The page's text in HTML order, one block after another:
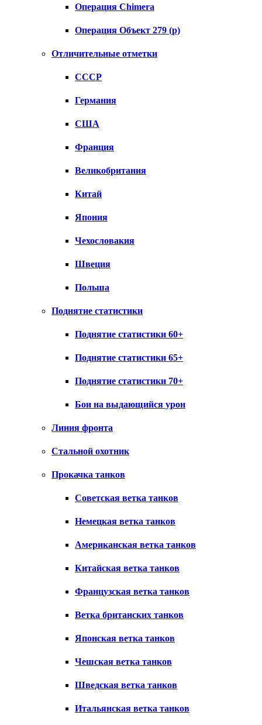
Операция Chimera
Операция Объект 279 (р)
Отличительные отметки
СССР
Германия
США
Франция
Великобритания
Китай
Япония
Чехословакия
Швеция
Польша
Поднятие статистики
Поднятие статистики 60+
Поднятие статистики 65+
Поднятие статистики 70+
Бои на выдающийся урон
Линия фронта
Стальной охотник
Прокачка танков
Советская ветка танков
Немецкая ветка танков
Американская ветка танков
Китайская ветка танков
Французская ветка танков
Ветка британских танков
Японская ветка танков
Чешская ветка танков
Шведская ветка танков
Итальянская ветка танков